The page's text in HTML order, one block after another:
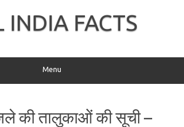
INDIA FACTS
Menu
की तालुकाओं की सूची –